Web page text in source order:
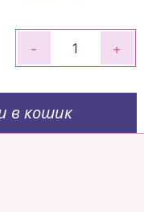
- +
в кошик